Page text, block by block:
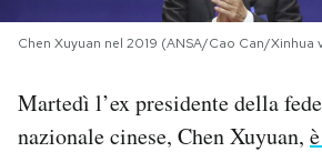
I MIEI PREFERITI
SHOP
Chen Xuyuan nel 2019 (ANSA/Cao Can/Xinhua
Martedì l’ex presidente della
nazionale cinese, Chen Xuyuan,